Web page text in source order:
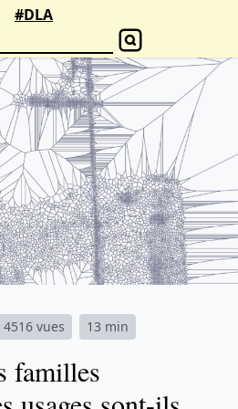
#DLA
4516 vues 13 min
familles